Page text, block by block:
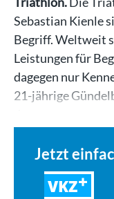
Sebastian Kienle
Begriff. Weltweit
Leistungen für
dagegen nur
21-jährige
Jetzt
VKZ